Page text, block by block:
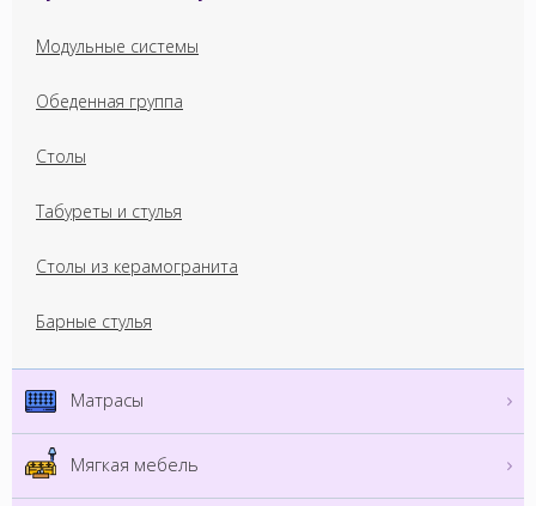
Модульные системы
Обеденная группа
Столы
Табуреты и стулья
Столы из керамогранита
Барные стулья
Матрасы
Мягкая мебель